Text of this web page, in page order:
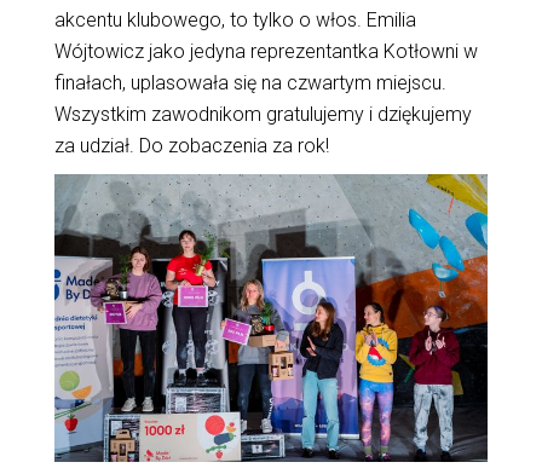
akcentu klubowego, to tylko o włos. Emilia
Wójtowicz jako jedyna reprezentantka Kotłowni w
finałach, uplasowała się na czwartym miejscu.
Wszystkim zawodnikom gratulujemy i dziękujemy
za udział. Do zobaczenia za rok!